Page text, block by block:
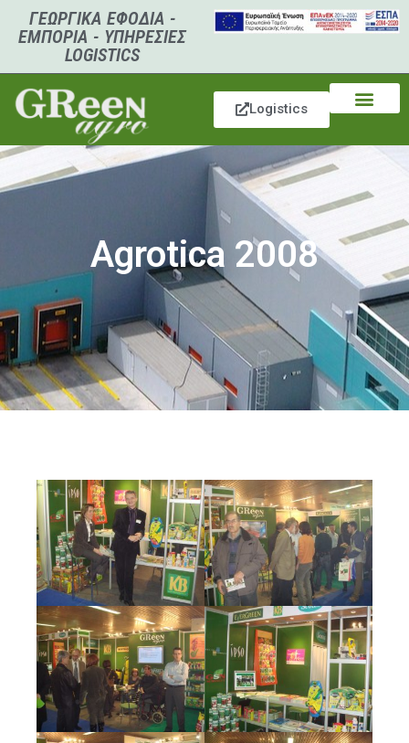
ΓΕΩΡΓΙΚΑ ΕΦΟΔΙΑ -
ΕΜΠΟΡΙΑ - ΥΠΗΡΕΣΙΕΣ
LOGISTICS
Logistics
Agrotica 2008